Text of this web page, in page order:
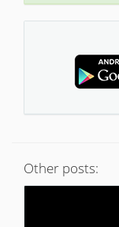
Other posts: